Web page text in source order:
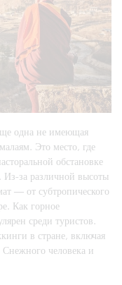
одна не имеющая
Это место, где
обстановке
за различной высоты
— от субтропического
Как горное
среди туристов.
в стране, включая
человека и